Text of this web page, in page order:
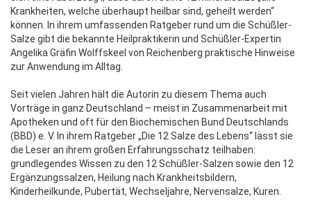
Krankheiten, welche überhaupt heilbar sind, geheilt werden“
können. In ihrem umfassenden Ratgeber rund um die Schüßler-
Salze gibt die bekannte Heilpraktikerin und Schüßler-Expertin
Angelika Gräfin Wolffskeel von Reichenberg praktische Hinweise
zur Anwendung im Alltag.
Seit vielen Jahren hält die Autorin zu diesem Thema auch
Vorträge in ganz Deutschland – meist in Zusammenarbeit mit
Apotheken und oft für den Biochemischen Bund Deutschlands
(BBD) e. V. In ihrem Ratgeber „Die 12 Salze des Lebens“ lässt sie
die Leser an ihrem großen Erfahrungsschatz teilhaben:
grundlegendes Wissen zu den 12 Schüßler-Salzen sowie den 12
Ergänzungssalzen, Heilung nach Krankheitsbildern,
Kinderheilkunde, Pubertät, Wechseljahre, Nervensalze, Kuren.